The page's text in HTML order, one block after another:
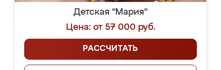
Детская "Мария"
Цена: от 57 000 руб.
РАССЧИТАТЬ